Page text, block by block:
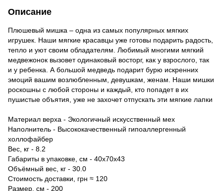
Описание
Плюшевый мишка – одна из самых популярных мягких
игрушек. Наши мягкие красавцы уже готовы подарить радость,
тепло и уют своим обладателям. Любимый многими мягкий
медвежонок вызовет одинаковый восторг, как у взрослого, так
и у ребенка. А большой медведь подарит бурю искренних
эмоций вашим возлюбленным, девушкам, женам. Наши мишки
роскошны с любой стороны и каждый, кто попадет в их
пушистые объятия, уже не захочет отпускать эти мягкие лапки
Материал верха - Экологичный искусственный мех
Наполнитель - Высококачественный гипоаллергенный
холлофайбер
Вес, кг - 8.2
Габариты в упаковке, см - 40х70х43
Объёмный вес, кг - 30.0
Стоимость доставки, грн ≈ 120
Размер, см - 200